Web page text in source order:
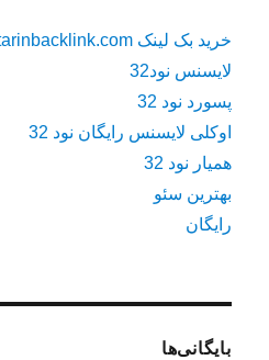
خرید بک لینک behtarinbacklink.com
لایسنس نود32
پسورد نود 32
اوکلی لایسنس رایگان نود 32
همیار نود 32
بهترین سئو
رایگان
بایگانی‌ها